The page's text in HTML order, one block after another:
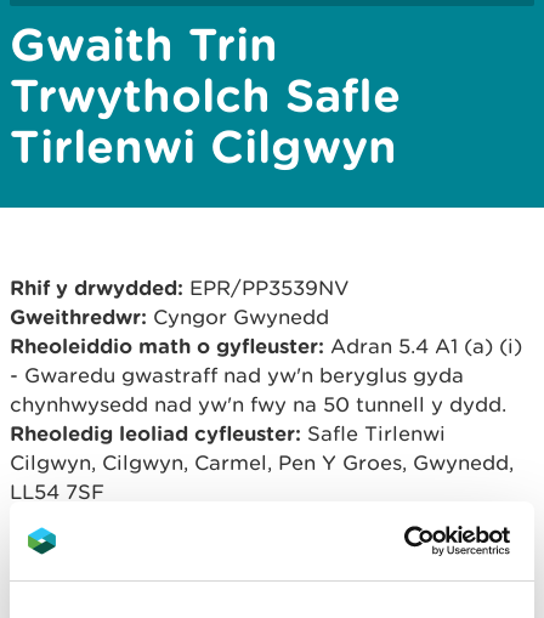
Gwaith Trin
Trwytholch Safle
Tirlenwi Cilgwyn
Rhif y drwydded: EPR/PP3539NV
Gweithredwr: Cyngor Gwynedd
Rheoleiddio math o gyfleuster: Adran 5.4 A1 (a) (i)
- Gwaredu gwastraff nad yw'n beryglus gyda
chynhwysedd nad yw'n fwy na 50 tunnell y dydd.
Rheoledig leoliad cyfleuster: Safle Tirlenwi
Cilgwyn, Cilgwyn, Carmel, Pen Y Groes, Gwynedd,
LL54 7SF
Trosolwg o'r broses